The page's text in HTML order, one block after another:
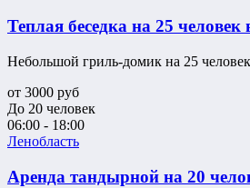
Теплая беседка на 25
Небольшой гриль-домик на 25
от 3000 руб
До 20 человек
06:00 - 18:00
Ленобласть
Аренда тандырной на 20